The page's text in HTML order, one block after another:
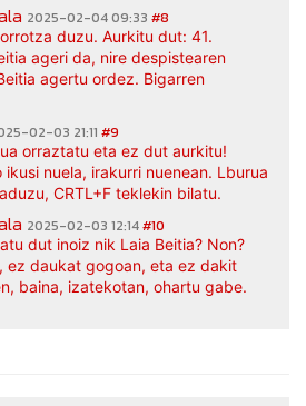
2025-02-04 09:33 #8
duzu. Aurkitu dut: 41.
ageri da, nire despistearen
agertu ordez. Bigarren
02-03 21:11 #9
orraztatu eta ez dut aurkitu!
ikusi nuela, irakurri nuenean. Lburua
CRTL+F teklekin bilatu.
2025-02-03 12:14#10
dut inoiz nik Laia Beitia? Non?
ez daukat gogoan, eta ez dakit
baina, izatekotan, ohartu gabe.